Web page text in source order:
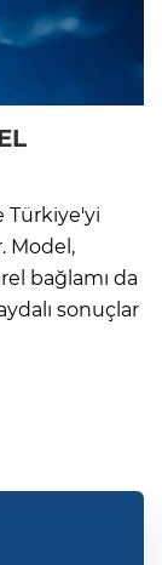
Türkiye'yi
Model,
bağlamı da
sonuçlar